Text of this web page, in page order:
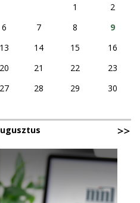
1
2
6 7 8
9
13 14 15
16
20 21 22
23
27 28 29
30